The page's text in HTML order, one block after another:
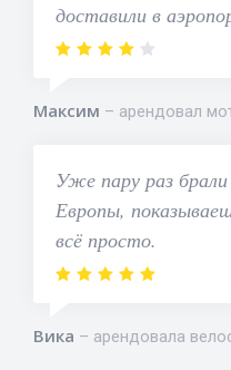
доставили в
Максим арендовал
Уже пару раз
Европы,
всё просто.
Вика арендовала